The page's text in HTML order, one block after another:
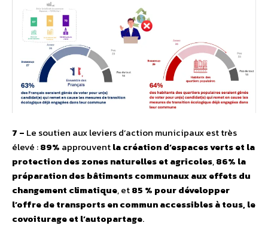
7 – Le soutien aux leviers d’action municipaux est très
élevé :89% approuventla création d’espaces verts et la
protection des zones naturelleset agricoles,86% la
préparation des bâtiments communaux aux effets du
changement climatique, et85 % pour développer
l’offre de transports en commun accessibles à tous, le
covoiturage et l’autopartage.